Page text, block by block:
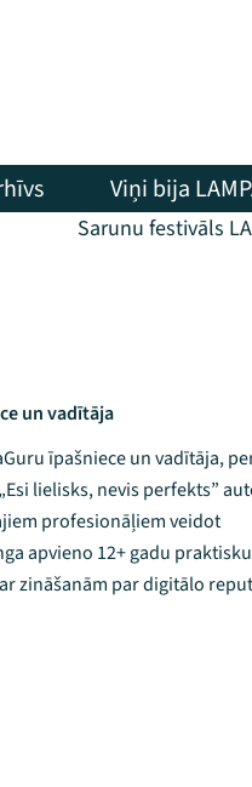
Viņi bija
Sarunu festivāls
un vadītāja
īpašniece un vadītāja,
lielisks, nevis perfekts”
profesionāļiem veidot
apvieno 12+ gadu praktisku
zināšanām par digitālo